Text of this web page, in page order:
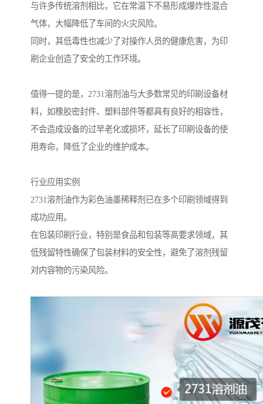
与许多传统溶剂相比，它在常温下不易形成爆炸性混合
气体，大幅降低了车间的火灾风险。
同时，其低毒性也减少了对操作人员的健康危害，为印
刷企业创造了安全的工作环境。
值得一提的是，2731溶剂油与大多数常见的印刷设备材
料，如橡胶密封件、塑料部件等都具有良好的相容性，
不会造成设备的过早老化或损坏，延长了印刷设备的使
用寿命，降低了企业的维护成本。
行业应用实例
2731溶剂油作为彩色油墨稀释剂已在多个印刷领域得到
成功应用。
在包装印刷行业，特别是食品和包装等高要求领域，其
低残留特性确保了包装材料的安全性，避免了溶剂残留
对内容物的污染风险。